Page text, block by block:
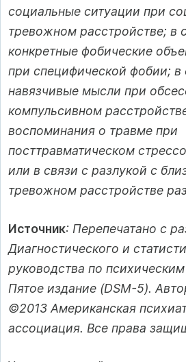
социальные ситуации при
тревожном расстройстве; в
конкретные фобические
при специфической фобии; в
навязчивые мысли при
компульсивном
воспоминания о травме при
посттравматическом
или в связи с разлукой с
тревожном расстройстве
Источник: Перепечатано с
Диагностического и
руководства по
Пятое издание (DSM-5).
©2013 Американская
ассоциация. Все права